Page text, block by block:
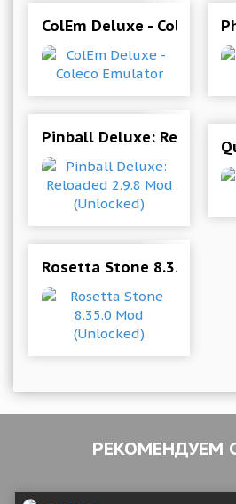
ColEm Deluxe - Coleco
Pinball Deluxe: Reloaded
Rosetta Stone 8.35.0 Mod
РЕКОМЕНДУЕМ